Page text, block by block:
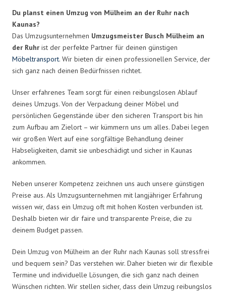
Du planst einen Umzug von Mülheim an der Ruhr nach
Kaunas?
Das Umzugsunternehmen Umzugsmeister Busch Mülheim an
der Ruhr ist der perfekte Partner für deinen günstigen
Möbeltransport. Wir bieten dir einen professionellen Service, der
sich ganz nach deinen Bedürfnissen richtet.
Unser erfahrenes Team sorgt für einen reibungslosen Ablauf
deines Umzugs. Von der Verpackung deiner Möbel und
persönlichen Gegenstände über den sicheren Transport bis hin
zum Aufbau am Zielort – wir kümmern uns um alles. Dabei legen
wir großen Wert auf eine sorgfältige Behandlung deiner
Habseligkeiten, damit sie unbeschädigt und sicher in Kaunas
ankommen.
Neben unserer Kompetenz zeichnen uns auch unsere günstigen
Preise aus. Als Umzugsunternehmen mit langjähriger Erfahrung
wissen wir, dass ein Umzug oft mit hohen Kosten verbunden ist.
Deshalb bieten wir dir faire und transparente Preise, die zu
deinem Budget passen.
Dein Umzug von Mülheim an der Ruhr nach Kaunas soll stressfrei
und bequem sein? Das verstehen wir. Daher bieten wir dir flexible
Termine und individuelle Lösungen, die sich ganz nach deinen
Wünschen richten. Wir stellen sicher, dass dein Umzug reibungslos